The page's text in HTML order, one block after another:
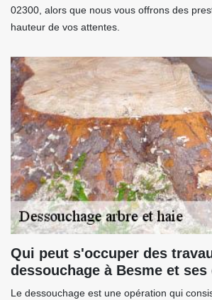
02300, alors que nous vous offrons des
hauteur de vos attentes.
Qui peut s'occuper des
dessouchage à Besme et
Le dessouchage est une opération qui